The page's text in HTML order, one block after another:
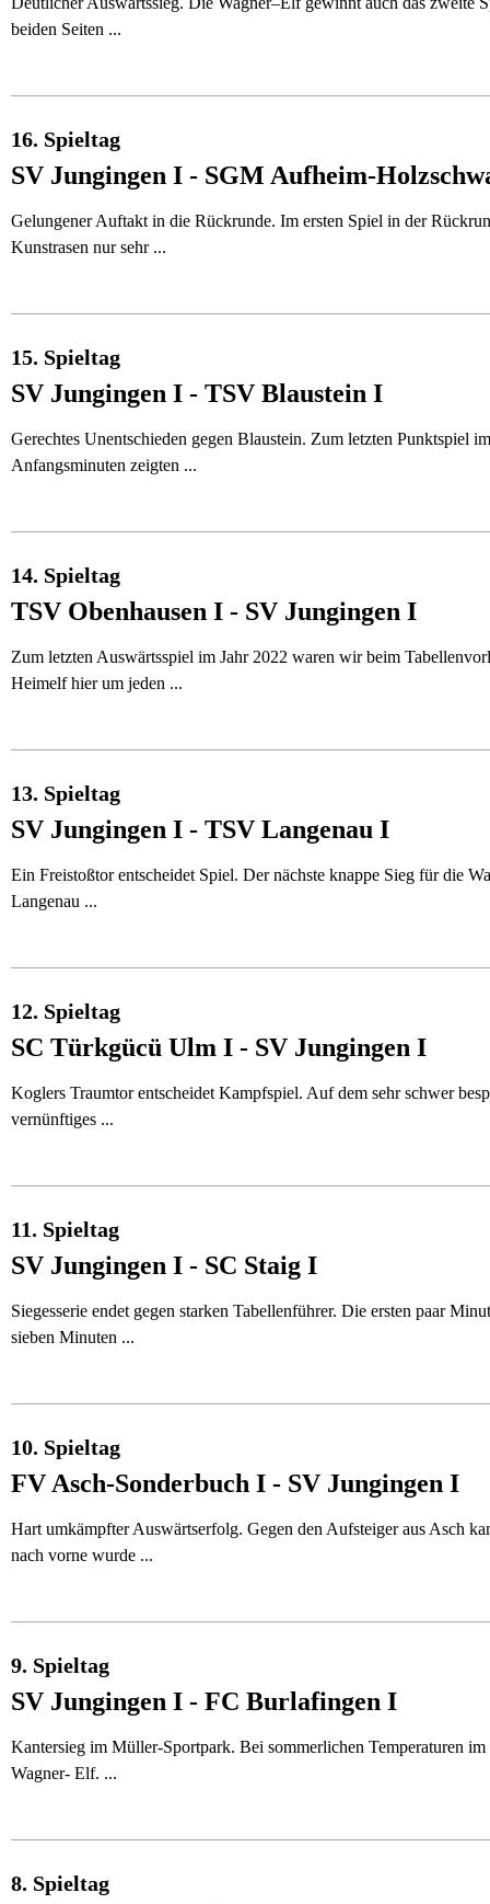
beiden Seiten ...
16. Spieltag
SV Jungingen I - SGM Aufheim-
Gelungener Auftakt in die Rückrunde. Im ersten Spiel in der
Kunstrasen nur sehr ...
15. Spieltag
SV Jungingen I - TSV Blaustein I
Gerechtes Unentschieden gegen Blaustein. Zum letzten Punktspiel
Anfangsminuten zeigten ...
14. Spieltag
TSV Obenhausen I - SV Jungingen I
Zum letzten Auswärtsspiel im Jahr 2022 waren wir beim
Heimelf hier um jeden ...
13. Spieltag
SV Jungingen I - TSV Langenau I
Ein Freistoßtor entscheidet Spiel. Der nächste knappe Sieg für die
Langenau ...
12. Spieltag
SC Türkgücü Ulm I - SV Jungingen I
Koglers Traumtor entscheidet Kampfspiel. Auf dem sehr schwer
vernünftiges ...
11. Spieltag
SV Jungingen I - SC Staig I
Siegesserie endet gegen starken Tabellenführer. Die ersten paar
sieben Minuten ...
10. Spieltag
FV Asch-Sonderbuch I - SV Jungingen I
Hart umkämpfter Auswärtserfolg. Gegen den Aufsteiger aus Asch
nach vorne wurde ...
9. Spieltag
SV Jungingen I - FC Burlafingen I
Kantersieg im Müller-Sportpark. Bei sommerlichen Temperaturen
Wagner- Elf. ...
8. Spieltag